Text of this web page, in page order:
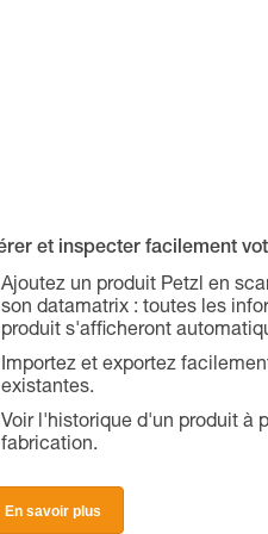
et inspecter facilement
Ajoutez un produit Petzl en
son datamatrix : toutes les
produit s'afficheront
Importez et exportez
existantes.
Voir l'historique d'un produit à
fabrication.
En savoir plus